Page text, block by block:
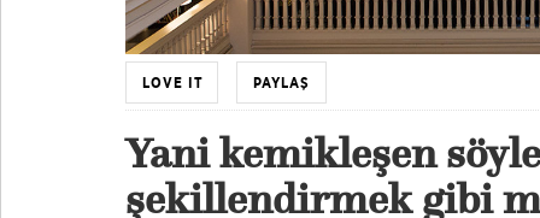
LOVE IT PAYLAŞ
Yani kemikleşen
şekillendirmek gibi